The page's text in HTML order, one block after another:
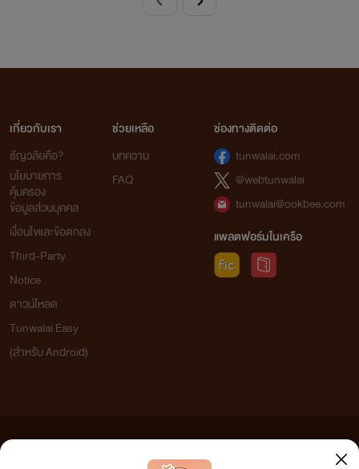
เกี่ยวกับเรา
ธัญวลัยคือ?
นโยบายการ
คุ้มครอง
ข้อมูลส่วนบุคคล
เงื่อนไขและข้อตกลง
Third-Party
Notice
ดาวน์โหลด
Tunwalai Easy
(สำหรับ Android)
ช่วยเหลือ
บทความ
FAQ
ช่องทางติดต่อ
tunwalai.com
@webtunwalai
tunwalai@ookbee.com
แพลตฟอร์มในเครือ